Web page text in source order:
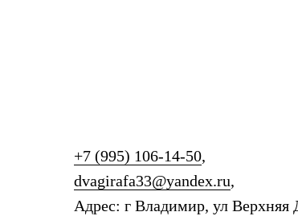
+7 (995) 106-14-50,
dvagirafa33@yandex.ru,
Адрес: г Владимир, ул Верхняя